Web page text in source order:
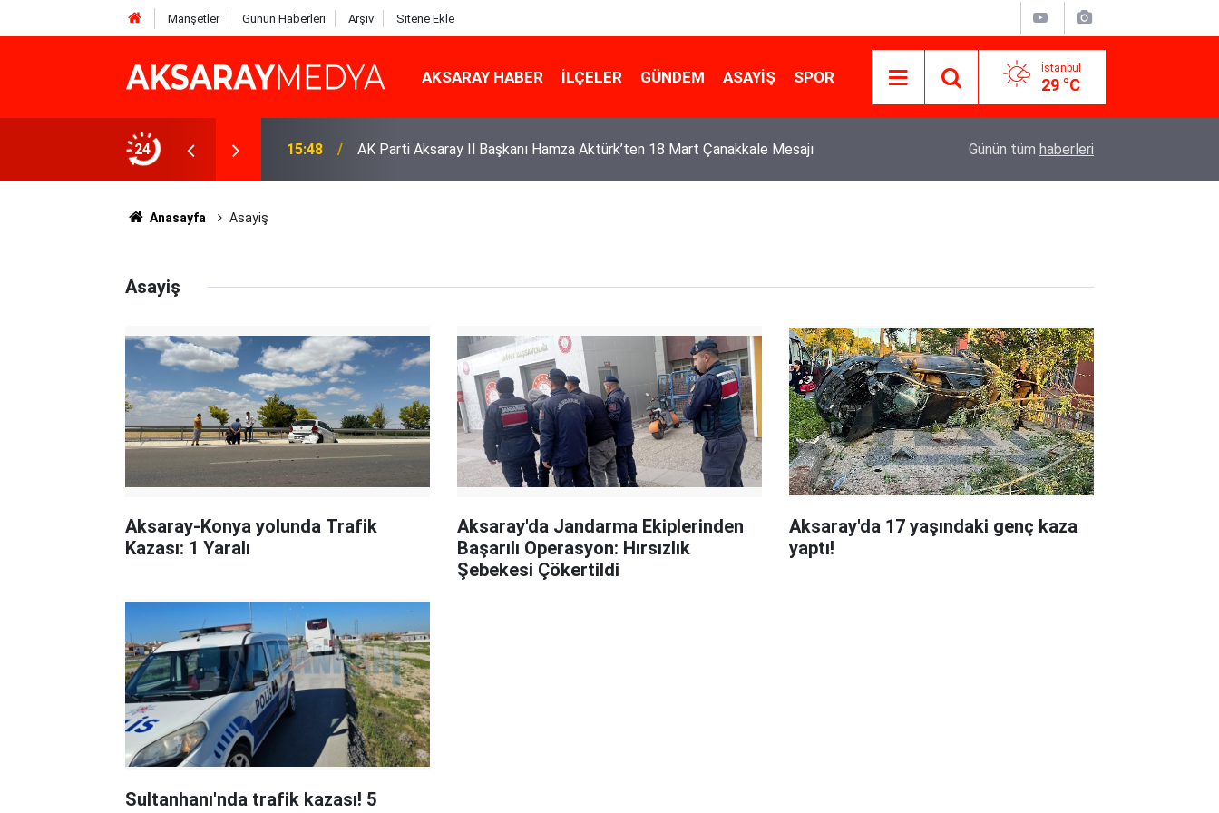
Manşetler Günün Haberleri Arşiv Sitene Ekle
AKSARAY HABER İLÇELER GÜNDEM ASAYIŞ SPOR İstanbul
29 °C
24 15:48 AK Parti Aksaray İl Başkanı Hamza Aktürk’ten 18 Mart Çanakkale Mesajı Eskil’in Dürüst Esnafı: Özcan Ceylan
Günün tüm haberleri
Anasayfa Asayiş
Asayiş
Aksaray-Konya yolunda Trafik
Kazası: 1 Yaralı
Aksaray'da Jandarma Ekiplerinden
Başarılı Operasyon: Hırsızlık
Şebekesi Çökertildi
Aksaray'da 17 yaşındaki genç kaza
yaptı!
Sultanhanı'nda trafik kazası! 5